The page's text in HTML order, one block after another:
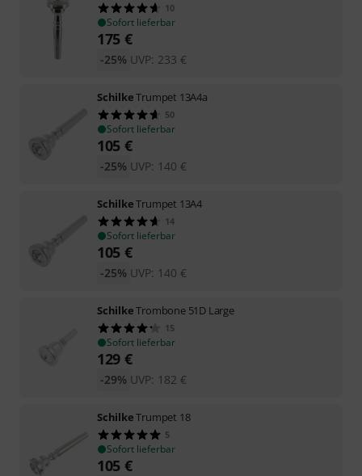
10
Sofort lieferbar
175 €
UVP: 233 €
-25%
SchilkeTrumpet 13A4a
50
Sofort lieferbar
105 €
UVP: 140 €
-25%
SchilkeTrumpet 13A4
14
Sofort lieferbar
105 €
UVP: 140 €
-25%
SchilkeTrombone 51D Large
15
Sofort lieferbar
129 €
UVP: 182 €
-29%
SchilkeTrumpet 18
5
Sofort lieferbar
105 €